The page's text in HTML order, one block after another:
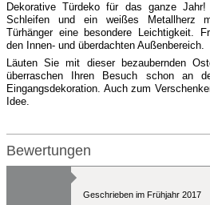
Dekorative Türdeko für das ganze
Schleifen und ein weißes Metallherz
Türhänger eine besondere Leichtigkeit.
den Innen- und überdachten Außenbereich.
Läuten Sie mit dieser bezaubernden
überraschen Ihren Besuch schon an
Eingangsdekoration. Auch zum
Idee.
Bewertungen
Geschrieben im Frühjahr 2017